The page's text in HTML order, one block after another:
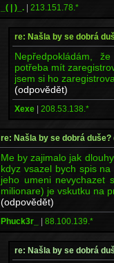
_( | )_. | 213.151.78.*
re: Našla by se dobrá
Nepředpokládám,
potřeba mít
jsem si ho
(odpovědět)
Xexe | 208.53.138.*
re: Našla by se dobrá
Me by zajimalo jak
kdyz vsazel bych spis
jeho umeni nevychazet
milionare) je vskutku na
(odpovědět)
Phuck3r_ | 88.100.139.*
re: Našla by se dobrá